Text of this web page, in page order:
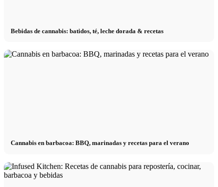
Bebidas de cannabis: batidos, té, leche dorada & recetas
Cannabis en barbacoa: BBQ, marinadas y recetas para el verano